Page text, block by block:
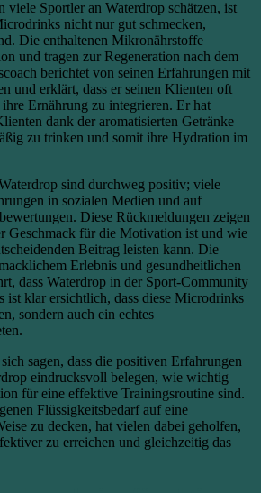
viele Sportler an Waterdrop schätzen, ist
nicht nur gut schmecken,
Die enthaltenen Mikronährstoffe
und tragen zur Regeneration nach dem
berichtet von seinen Erfahrungen mit
und erklärt, dass er seinen Klienten oft
Ernährung zu integrieren. Er hat
dank der aromatisierten Getränke
zu trinken und somit ihre Hydration im
sind durchweg positiv; viele
in sozialen Medien und auf
Diese Rückmeldungen zeigen
Geschmack für die Motivation ist und wie
Beitrag leisten kann. Die
Erlebnis und gesundheitlichen
dass Waterdrop in der Sport-Community
ist klar ersichtlich, dass diese Microdrinks
sondern auch ein echtes
sagen, dass die positiven Erfahrungen
eindrucksvoll belegen, wie wichtig
für eine effektive Trainingsroutine sind.
Flüssigkeitsbedarf auf eine
zu decken, hat vielen dabei geholfen,
zu erreichen und gleichzeitig das